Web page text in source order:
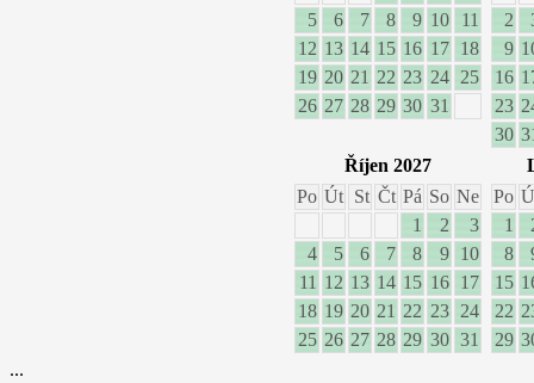
5
6 7 8 9 10
11
12 13 14 15 16 17
18
19 20 21 22 23 24
25
26 27 28 29 30 31
2
9
16
23
30
Říjen 2027
Po Út St Čt Pá So Ne
1
2
3
4
5 6 7 8 9
10
11 12 13 14 15 16
17
18 19 20 21 22 23
24
25 26 27 28 29 30 31
Po
1
8
15
22
29
...